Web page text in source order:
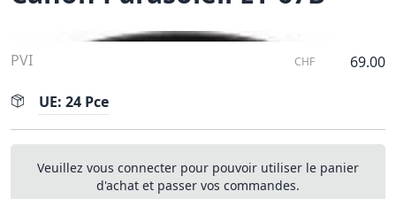
PVI CHF 69.00
UE: 24 Pce
Veuillez vous connecter pour pouvoir utiliser le panier
d'achat et passer vos commandes.